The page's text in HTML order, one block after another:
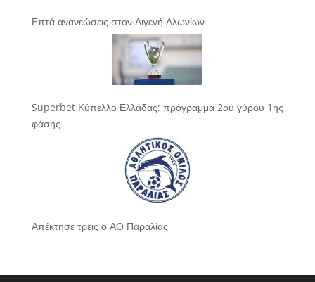
Επτά ανανεώσεις στον Διγενή Αλωνίων
Superbet Κύπελλο Ελλάδας: πρόγραμμα 2ου γύρου 1ης
φάσης
Απέκτησε τρεις ο ΑΟ Παραλίας